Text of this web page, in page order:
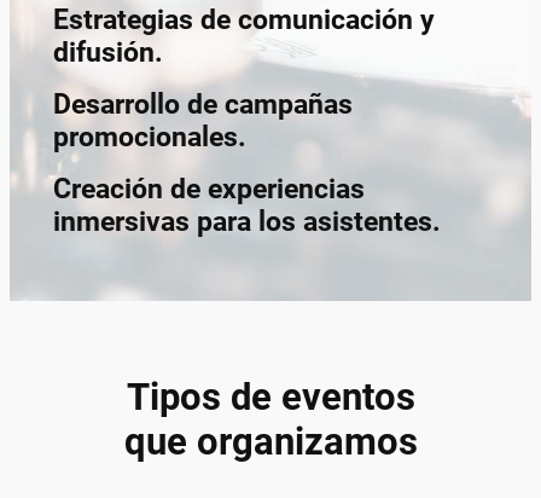
Estrategias de comunicación y
difusión.
Desarrollo de campañas
promocionales.
Creación de experiencias
inmersivas para los asistentes.
Tipos de eventos
que organizamos